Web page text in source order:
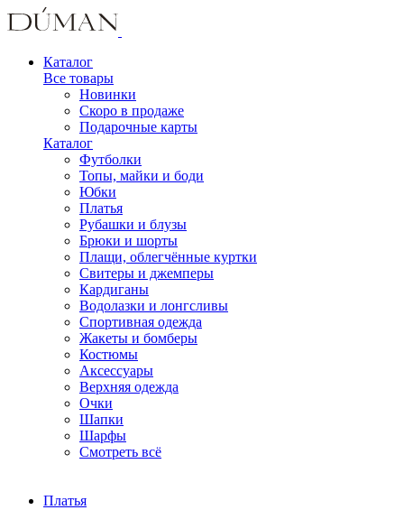
Каталог
Все товары
Новинки
Скоро в продаже
Подарочные карты
Каталог
Футболки
Топы, майки и боди
Юбки
Платья
Рубашки и блузы
Брюки и шорты
Плащи, облегчённые куртки
Свитеры и джемперы
Кардиганы
Водолазки и лонгсливы
Спортивная одежда
Жакеты и бомберы
Костюмы
Аксессуары
Верхняя одежда
Очки
Шапки
Шарфы
Смотреть всё
Платья